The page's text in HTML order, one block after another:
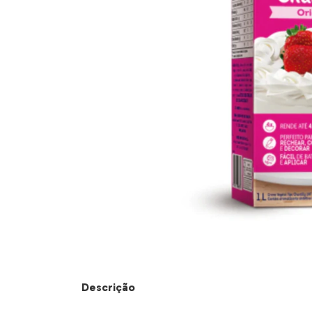
Descrição